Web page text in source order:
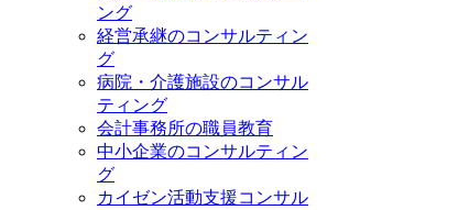
ング
経営承継のコンサルティン
グ
病院・介護施設のコンサル
ティング
会計事務所の職員教育
中小企業のコンサルティン
グ
カイゼン活動支援コンサル